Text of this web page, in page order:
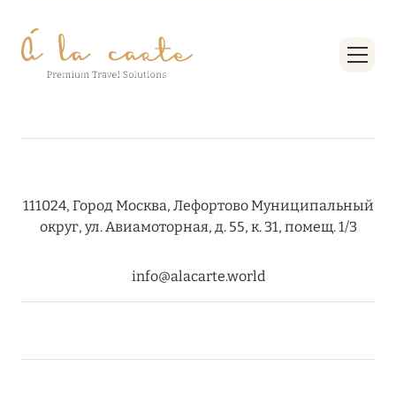
КОНЦЕПЦИЯ «ВСЁ ВКЛЮЧЕНО – ВСЁ
ЭКСКЛЮЗИВНО»
Подробнее
27 сентября 2024
111024, Город Москва, Лефортово Муниципальный
округ, ул. Авиамоторная, д. 55, к. 31, помещ. 1/3
info@alacarte.world